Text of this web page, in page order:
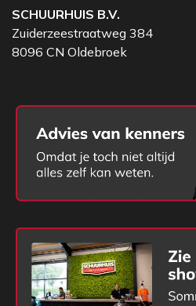
SCHUURHUIS B.V.
Zuiderzeestraatweg 384
8096 CN Oldebroek